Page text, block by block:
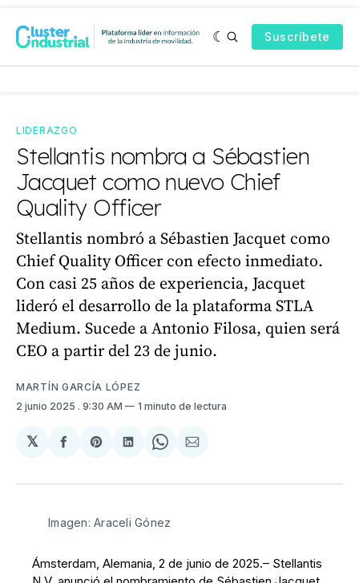
Suscríbete
LIDERAZGO
Stellantis nombra a Sébastien
Jacquet como nuevo Chief
Quality Officer
Stellantis nombró a Sébastien Jacquet como
Chief Quality Officer con efecto inmediato.
Con casi 25 años de experiencia, Jacquet
lideró el desarrollo de la plataforma STLA
Medium. Sucede a Antonio Filosa, quien será
CEO a partir del 23 de junio.
MARTÍN GARCÍA LÓPEZ
2 junio 2025 . 9:30 AM 1 minuto de lectura
𝕏
Compartir
Facebook
Share
Pinterest
Compartir
LinkedIn
Share
WhatsApp
Compartir
Email
Imagen: Araceli Gónez
Ámsterdam, Alemania, 2 de junio de 2025.– Stellantis